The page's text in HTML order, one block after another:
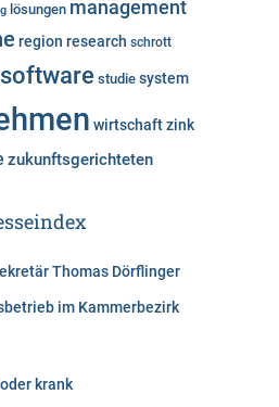
lösungen management
region research schrott
software studie system
wirtschaftzink
zukunftsgerichteten
Thomas Dörflinger
im Kammerbezirk
krank